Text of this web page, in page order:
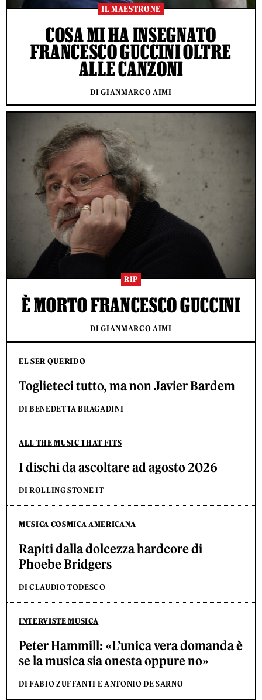
EL SER QUERIDO
Toglieteci tutto, ma non Javier Bardem
DI BENEDETTA BRAGADINI
ALL THE MUSIC THAT FITS
I dischi da ascoltare ad agosto 2026
DI ROLLING STONE IT
MUSICA COSMICA AMERICANA
Rapiti dalla dolcezza hardcore di
Phoebe Bridgers
DI CLAUDIO TODESCO
INTERVISTE MUSICA
Peter Hammill: «L’unica vera domanda è
se la musica sia onesta oppure no»
DI FABIO ZUFFANTI E ANTONIO DE SARNO
IL MAESTRONE
COSA MI HA INSEGNATO
FRANCESCO GUCCINI OLTRE
ALLE CANZONI
DI GIANMARCO AIMI
RIP
È MORTO FRANCESCO GUCCINI
DI GIANMARCO AIMI